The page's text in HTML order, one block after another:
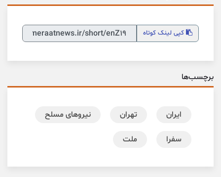
کپی لینک کوتاه
برچسب‌ها
ایران تهران نیروهای مسلح
سفرا ملت